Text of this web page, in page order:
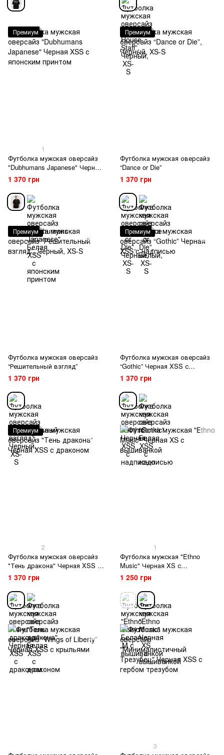
Премиум
1
Футболка мужская оверсайз
"Dubhumans Japanese" Черная
XSS с японским принтом
1 370 грн
Премиум
Футболка мужская оверсайз
“Dance or Die”
1 370 грн
Премиум
Футболка мужская оверсайз
“Решительный взгляд”
1 370 грн
Премиум
Футболка мужская оверсайз
“Gothic” Черная XSS с
надписью
1 370 грн
Премиум
2
Футболка мужская оверсайз
"Тень дракона" Черная XSS с
драконом
1 370 грн
1
Футболка мужская "Ethno
Music" Черная XS с
вышиванкой
1 250 грн
3